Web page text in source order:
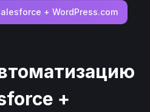
+ WordPress.com
+